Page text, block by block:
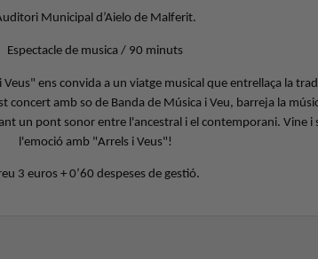
Municipal d’Aielo de Malferit.
Espectacle de musica / 90 minuts
ens convida a un viatge musical que entrellaça la
concert amb so de Banda de Música i Veu, barreja la
un pont sonor entre l'ancestral i el contemporani. Vine i
l'emoció amb "Arrels i Veus"!
3 euros + 0’60 despeses de gestió.